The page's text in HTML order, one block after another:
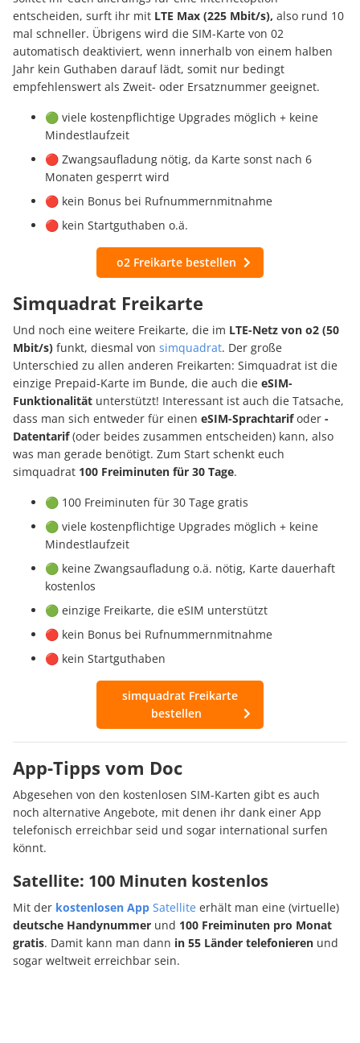
entscheiden, surft ihr mit LTE Max (225 Mbit/s), also rund 10
mal schneller. Übrigens wird die SIM-Karte von 02
automatisch deaktiviert, wenn innerhalb von einem halben
Jahr kein Guthaben darauf lädt, somit nur bedingt
empfehlenswert als Zweit- oder Ersatznummer geeignet.
🟢 viele kostenpflichtige Upgrades möglich + keine
Mindestlaufzeit
🔴 Zwangsaufladung nötig, da Karte sonst nach 6
Monaten gesperrt wird
🔴 kein Bonus bei Rufnummernmitnahme
🔴 kein Startguthaben o.ä.
o2 Freikarte bestellen
Simquadrat Freikarte
Und noch eine weitere Freikarte, die im LTE-Netz von o2 (50
Mbit/s) funkt, diesmal von simquadrat. Der große
Unterschied zu allen anderen Freikarten: Simquadrat ist die
einzige Prepaid-Karte im Bunde, die auch die eSIM-
Funktionalität unterstützt! Interessant ist auch die Tatsache,
dass man sich entweder für einen eSIM-Sprachtarifoder -
Datentarif(oder beides zusammen entscheiden) kann, also
was man gerade benötigt. Zum Start schenkt euch
simquadrat 100 Freiminuten für 30 Tage.
🟢 100 Freiminuten für 30 Tage gratis
🟢 viele kostenpflichtige Upgrades möglich + keine
Mindestlaufzeit
🟢 keine Zwangsaufladung o.ä. nötig, Karte dauerhaft
kostenlos
🟢 einzige Freikarte, die eSIM unterstützt
🔴 kein Bonus bei Rufnummernmitnahme
🔴 kein Startguthaben
simquadrat Freikarte
bestellen
App-Tipps vom Doc
Abgesehen von den kostenlosen SIM-Karten gibt es auch
noch alternative Angebote, mit denen ihr dank einer App
telefonisch erreichbar seid und sogar international surfen
könnt.
Satellite: 100 Minuten kostenlos
Mit der kostenlosen App Satellite erhält man eine (virtuelle)
deutsche Handynummer und 100 Freiminuten pro Monat
gratis. Damit kann man dann in 55 Länder telefonieren und
sogar weltweit erreichbar sein.